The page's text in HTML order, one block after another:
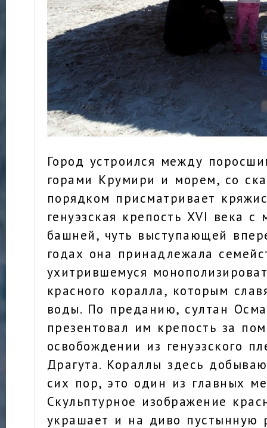
Город устроился между
горами Крумири и морем, со
порядком присматривает
генуэзская крепость XVI века с
башней, чуть выступающей
годах она принадлежала
ухитрившемуся
красного коралла, которым
воды. По преданию, султан
презентовал им крепость за
освобождении из генуэзского
Драгута. Кораллы здесь
сих пор, это один из главных
Скульптурное изображение
украшает и на диво пустынную